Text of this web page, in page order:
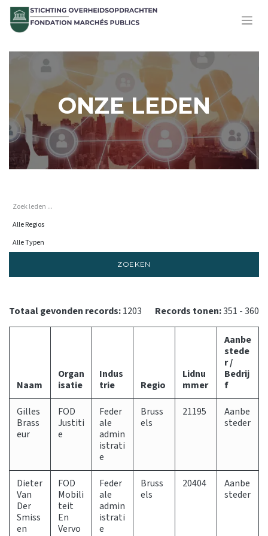
ONZE LEDEN
ZOEKEN
Totaal gevonden records:1203 Records tonen:351 - 360
Naam
Organ
isatie
Indus
trie
Regio
Lidnu
mmer
Aanbe
stede
r /
Bedrij
f
Gilles
Brass
eur
FOD
Justiti
e
Feder
ale
admin
istrati
e
Bruss
els
21195
Aanbe
steder
Dieter
Van
Der
Smiss
en
FOD
Mobili
teit
En
Vervo
Feder
ale
admin
istrati
e
Bruss
els
20404
Aanbe
steder